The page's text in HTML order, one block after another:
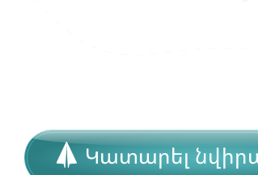
Կատարել